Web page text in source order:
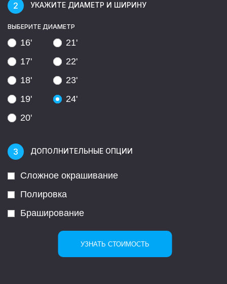
УКАЖИТЕ ДИАМЕТР И ШИРИНУ
ВЫБЕРИТЕ ДИАМЕТР
16'
17'
18'
19'
20'
21'
22'
23'
24'
ДОПОЛНИТЕЛЬНЫЕ ОПЦИИ
Сложное окрашивание
Полировка
Браширование